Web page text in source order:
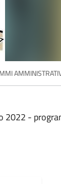
2022 -